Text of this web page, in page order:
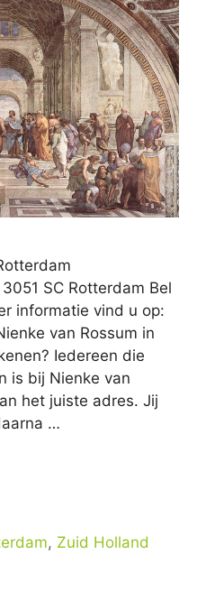
SC Rotterdam Bel
informatie vind u op:
van Rossum in
Iedereen die
is bij Nienke van
het juiste adres. Jij
…
, Zuid Holland